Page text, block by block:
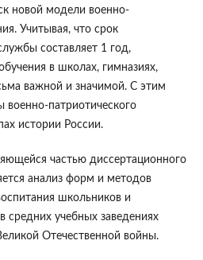
новой модели военно-
Учитывая, что срок
составляет 1 год,
в школах, гимназиях,
важной и значимой. С этим
военно-патриотического
истории России.
частью диссертационного
анализ форм и методов
школьников и
средних учебных заведениях
Отечественной войны.